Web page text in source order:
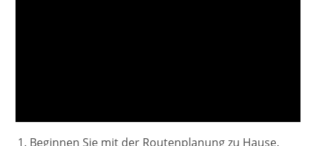
Beginnen Sie mit der Routenplanung zu Hause.